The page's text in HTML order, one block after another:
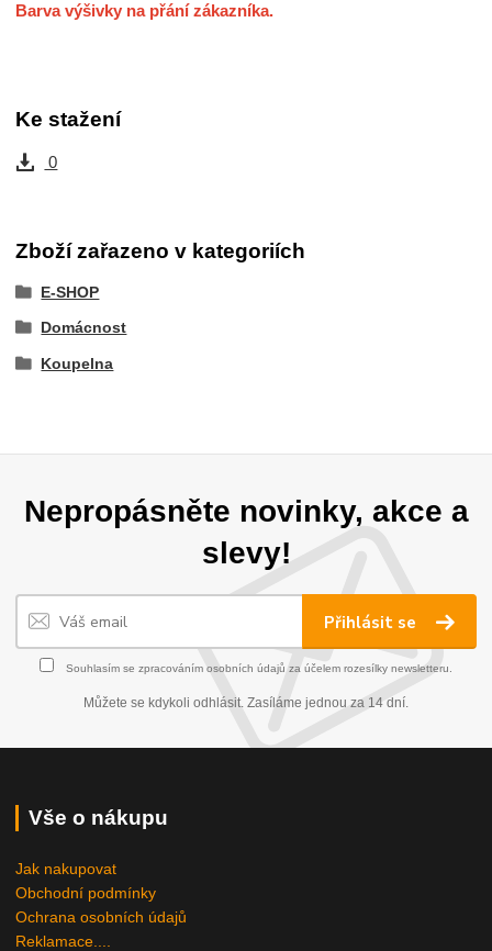
Barva výšivky na přání zákazníka.
Ke stažení
0
Zboží zařazeno v kategoriích
E-SHOP
Domácnost
Koupelna
Nepropásněte novinky, akce a
slevy!
Přihlásit se
Souhlasím se zpracováním osobních údajů za účelem rozesílky newsletteru.
Můžete se kdykoli odhlásit. Zasíláme jednou za 14 dní.
Vše o nákupu
Jak nakupovat
Obchodní podmínky
Ochrana osobních údajů
Reklamace....